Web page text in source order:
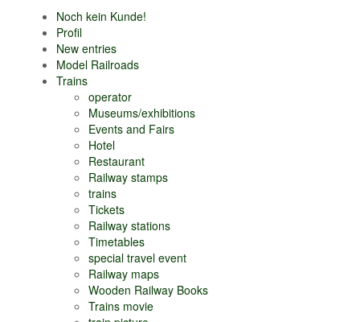
Noch kein Kunde!
Profil
New entries
Model Railroads
Trains
operator
Museums/exhibitions
Events and Fairs
Hotel
Restaurant
Railway stamps
trains
Tickets
Railway stations
Timetables
special travel event
Railway maps
Wooden Railway Books
Trains movie